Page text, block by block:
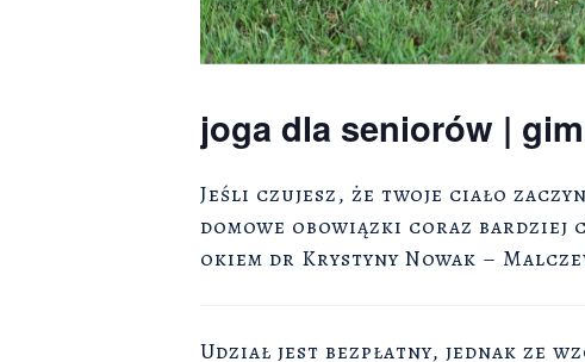
joga dla seniorów |
Jeśli czujesz, że twoje ciało
domowe obowiązki coraz bardziej
okiem dr Krystyny Nowak –
Udział jest bezpłatny, jednak ze